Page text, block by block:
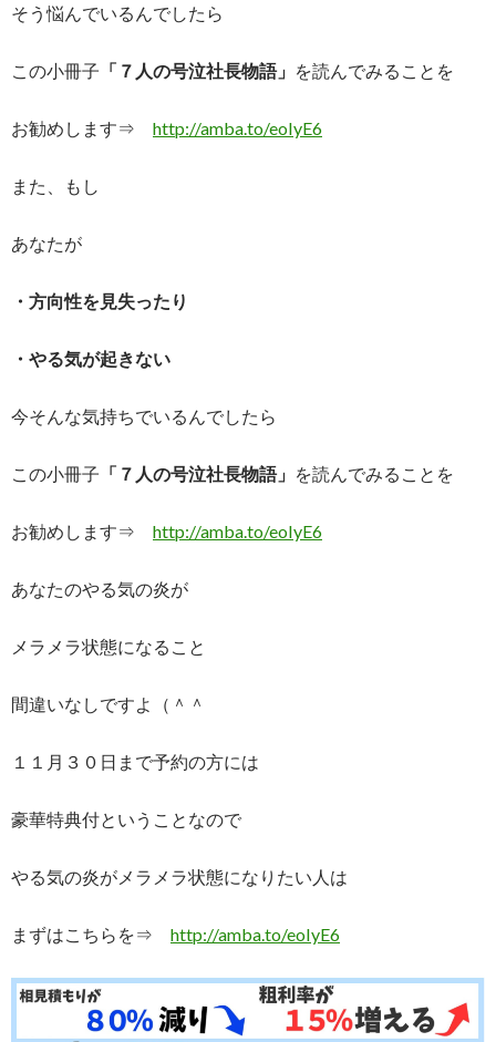
そう悩んでいるんでしたら
この小冊子 「７人の号泣社長物語」 を読んでみることを
お勧めします⇒ http://amba.to/eoIyE6
また、もし
あなたが
・方向性を見失ったり
・やる気が起きない
今そんな気持ちでいるんでしたら
この小冊子 「７人の号泣社長物語」 を読んでみることを
お勧めします⇒ http://amba.to/eoIyE6
あなたのやる気の炎が
メラメラ状態になること
間違いなしですよ（＾＾
１１月３０日まで予約の方には
豪華特典付ということなので
やる気の炎がメラメラ状態になりたい人は
まずはこちらを⇒ http://amba.to/eoIyE6